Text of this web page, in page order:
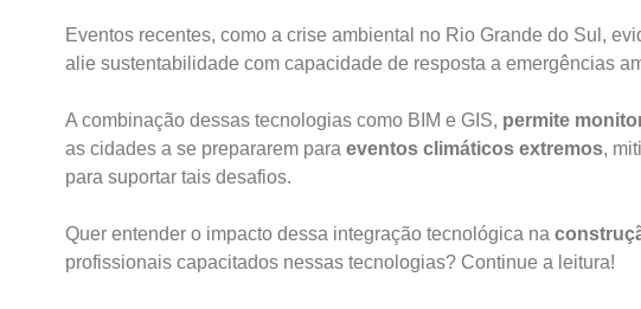
Eventos recentes, como a crise ambiental no Rio Grande do Sul,
alie sustentabilidade com capacidade de resposta a emergências
A combinação dessas tecnologias como BIM e GIS, permite
as cidades a se prepararem para eventos climáticos extremos,
para suportar tais desafios.
Quer entender o impacto dessa integração tecnológica na
profissionais capacitados nessas tecnologias? Continue a leitura!